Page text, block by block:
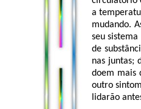
a
mudando.
seu
de
nas juntas;
doem mais
outro
lidarão